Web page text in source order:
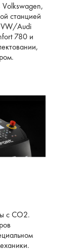
станцией
VW/Audi
780 и
с СО2.